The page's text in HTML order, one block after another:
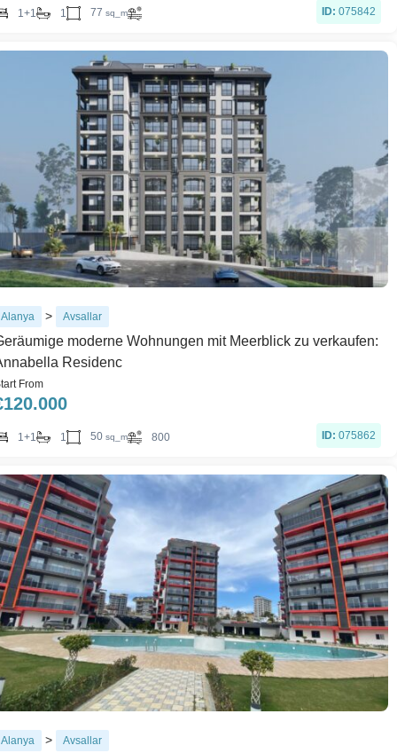
1+1 1 77 sq_m ID: 075842
Alanya > Avsallar
moderne Wohnungen mit Meerblick zu verkaufen:
Residenc
From
120.000
1+1 1 50 sq_m 800 ID: 075862
Alanya > Avsallar